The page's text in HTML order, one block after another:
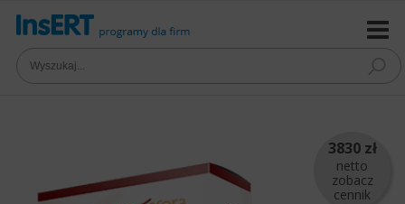
3830 zł
netto
zobacz
cennik